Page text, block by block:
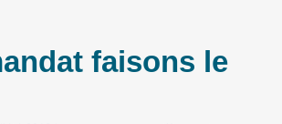
faisons le